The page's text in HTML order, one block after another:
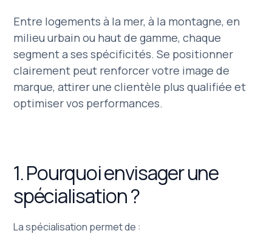
Entre logements à la mer, à la montagne, en
milieu urbain ou haut de gamme, chaque
segment a ses spécificités. Se positionner
clairement peut renforcer votre image de
marque, attirer une clientèle plus qualifiée et
optimiser vos performances.
1. Pourquoi envisager une
spécialisation ?
La spécialisation permet de :